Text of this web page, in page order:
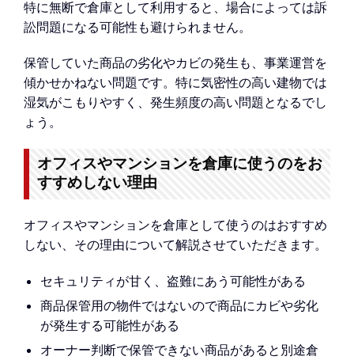
特に無断で倉庫として利用すると、場合によっては訴
訟問題になる可能性も避けられません。
保管していた商品の劣化やカビの発生も、事業運営を
傾かせかねない問題です。特に気密性の高い建物では
湿気がこもりやすく、発生頻度の高い問題となるでし
ょう。
オフィスやマンションを倉庫に使うのをお
すすめしない理由
オフィスやマンションを倉庫として使うのはおすすめ
しない、その理由について解説させていただきます。
セキュリティが甘く、盗難にあう可能性がある
商品保管用の物件ではないので商品にカビや劣化
が発生する可能性がある
オーナー判断で保管できない商品があると別途倉